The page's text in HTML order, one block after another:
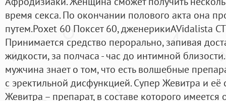
время секса. По окончании полового акта она
путем.Poxet 60 Поксет 60, дженерикиAVidalista
Принимается средство перорально, запивая
жидкости, за полчаса - час до интимной
мужчина знает о том, что есть волшебные
с эректильной дисфункцией. Супер Жевитра и
Жевитра – препарат, в составе которого